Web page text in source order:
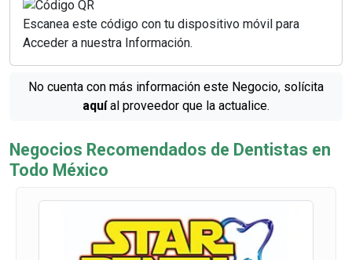
Escanea este código con tu dispositivo móvil para
Acceder a nuestra Información.
No cuenta con más información este Negocio, solícita
aquíal proveedor que la actualice.
Negocios Recomendados de Dentistas en
Todo México